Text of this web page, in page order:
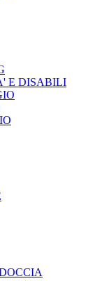
E DISABILI